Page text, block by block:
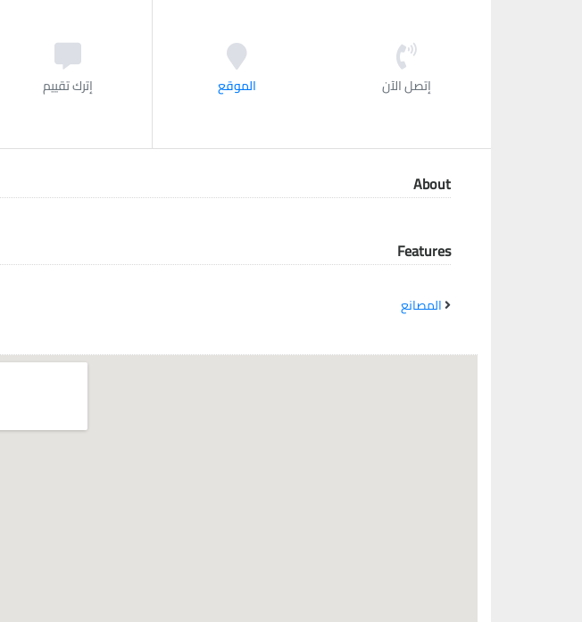
معاً نحو خلق مجتمع مبدع في عالم الأزياء
إتصل الآن الموقع إترك تقييم
About
Features
المصانع